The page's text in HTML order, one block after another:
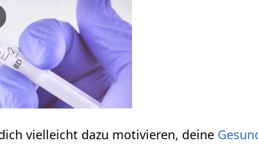
vielleicht dazu motivieren, deine